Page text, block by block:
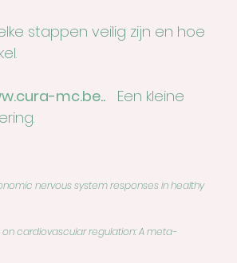
stappen veilig zijn en hoe
mc.be.. Een kleine
nervous system responses in healthy
cardiovascular regulation: A meta-